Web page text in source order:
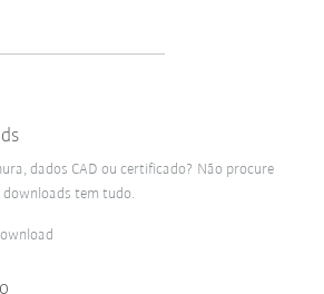
dados CAD ou certificado? Não procure
tem tudo.